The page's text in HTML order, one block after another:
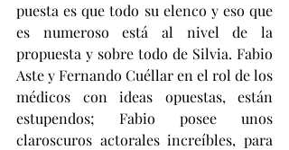
puesta es que todo su elenco y eso que
es numeroso está al nivel de la
propuesta y sobre todo de Silvia. Fabio
Aste y Fernando Cuéllar en el rol de los
médicos con ideas opuestas, están
estupendos; Fabio posee unos
claroscuros actorales increíbles, para